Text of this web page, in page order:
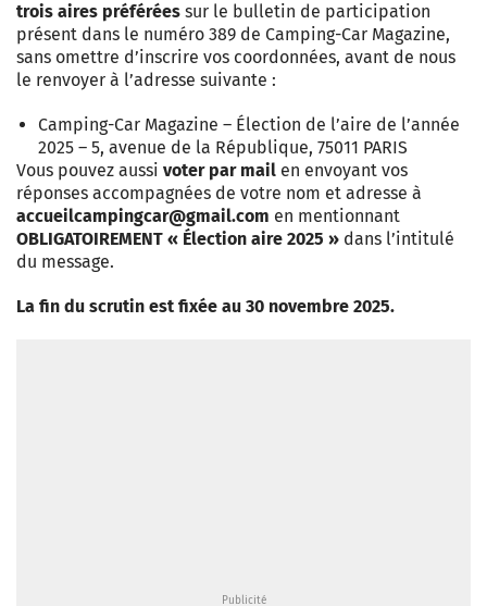
trois aires préférées sur le bulletin de participation
présent dans le numéro 389 de Camping-Car Magazine,
sans omettre d’inscrire vos coordonnées, avant de nous
le renvoyer à l’adresse suivante :
Camping-Car Magazine – Élection de l’aire de l’année
2025 – 5, avenue de la République, 75011 PARIS
Vous pouvez aussi voter par mail en envoyant vos
réponses accompagnées de votre nom et adresse à
accueilcampingcar@gmail.com en mentionnant
OBLIGATOIREMENT « Élection aire 2025 » dans l’intitulé
du message.
La fin du scrutin est fixée au 30 novembre 2025.